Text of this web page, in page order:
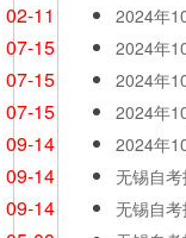
02-11
07-15
07-15
07-15
09-14
09-14
09-14
2024年
2024年
2024年
2024年
2024年
无锡自
无锡自